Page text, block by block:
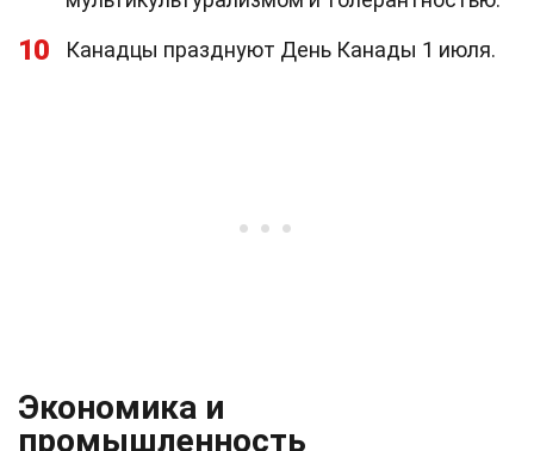
10 Канадцы празднуют День Канады 1 июля.
Экономика и
промышленность